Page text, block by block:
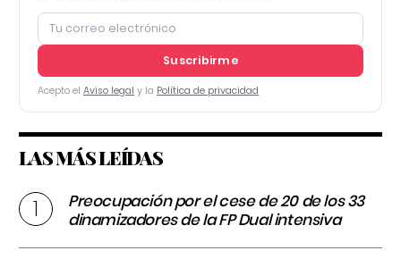
Suscribirme
Acepto el Aviso legal y la Política de privacidad
LAS MÁS LEÍDAS
Preocupación por el cese de 20 de los 33
dinamizadores de la FP Dual intensiva